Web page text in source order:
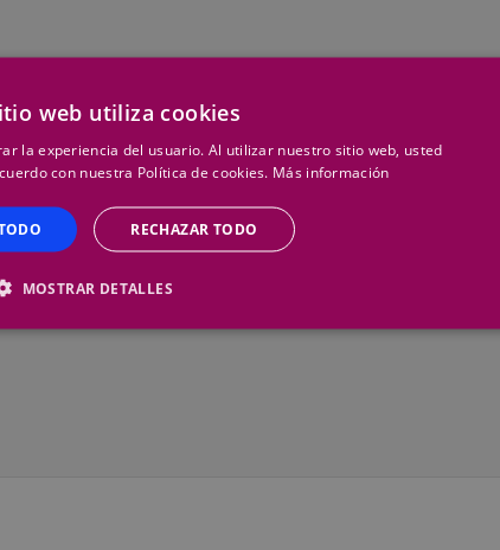
web utiliza cookies
la experiencia del usuario. Al utilizar nuestro sitio web, usted
con nuestra Política de cookies. Más información
RECHAZAR TODO
MOSTRAR DETALLES